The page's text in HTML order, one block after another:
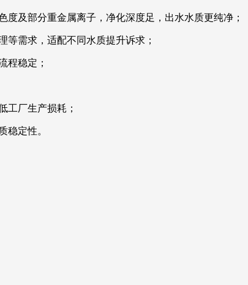
及部分重金属离子，净化深度足，出水水质更纯净；
需求，适配不同水质提升诉求；
程稳定；
工厂生产损耗；
稳定性。